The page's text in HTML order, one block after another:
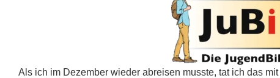
Als ich im Dezember wieder abreisen musste, tat ich das